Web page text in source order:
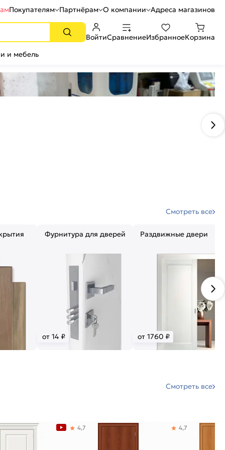
Покупателям Партнёрам О компании Адреса магазинов
ВойтиСравнениеИзбранноеКорзина
и мебель
Смотреть все
Фурнитура для дверей
от 14 ₽
Раздвижные двери
от 1760 ₽
Смотреть все
4,7 4,7